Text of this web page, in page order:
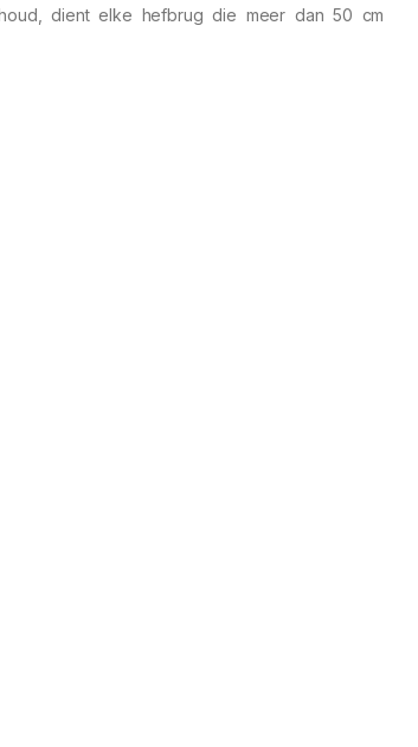
dient elke hefbrug die meer dan 50 cm